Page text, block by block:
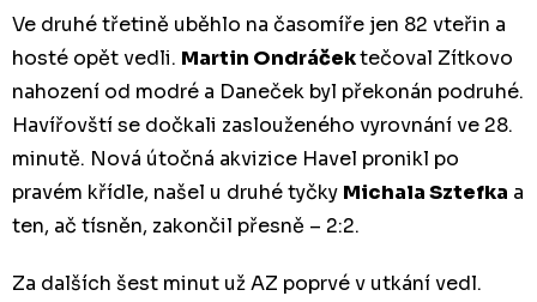
Ve druhé třetině uběhlo na časomíře jen 82 vteřin a
hosté opět vedli. Martin Ondráčektečoval Zítkovo
nahození od modré a Daneček byl překonán podruhé.
Havířovští se dočkali zaslouženého vyrovnání ve 28.
minutě. Nová útočná akvizice Havel pronikl po
pravém křídle, našel u druhé tyčky Michala Sztefka a
ten, ač tísněn, zakončil přesně – 2:2.
Za dalších šest minut už AZ poprvé v utkání vedl.